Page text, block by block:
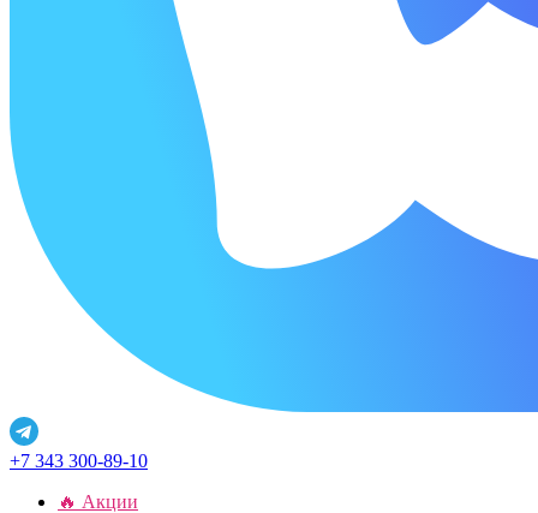
+7 343 300-89-10
🔥 Акции